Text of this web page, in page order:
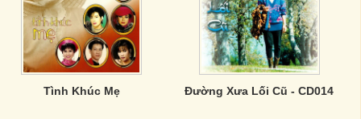
Tình Khúc Mẹ Đường Xưa Lối Cũ - CD014